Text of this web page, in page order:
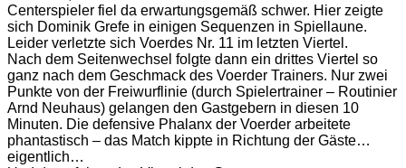
Centerspieler fiel da erwartungsgemäß schwer. Hier zeigte
sich Dominik Grefe in einigen Sequenzen in Spiellaune.
Leider verletzte sich Voerdes Nr. 11 im letzten Viertel.
Nach dem Seitenwechsel folgte dann ein drittes Viertel so
ganz nach dem Geschmack des Voerder Trainers. Nur zwei
Punkte von der Freiwurflinie (durch Spielertrainer – Routinier
Arnd Neuhaus) gelangen den Gastgebern in diesen 10
Minuten. Die defensive Phalanx der Voerder arbeitete
phantastisch – das Match kippte in Richtung der Gäste…
eigentlich…